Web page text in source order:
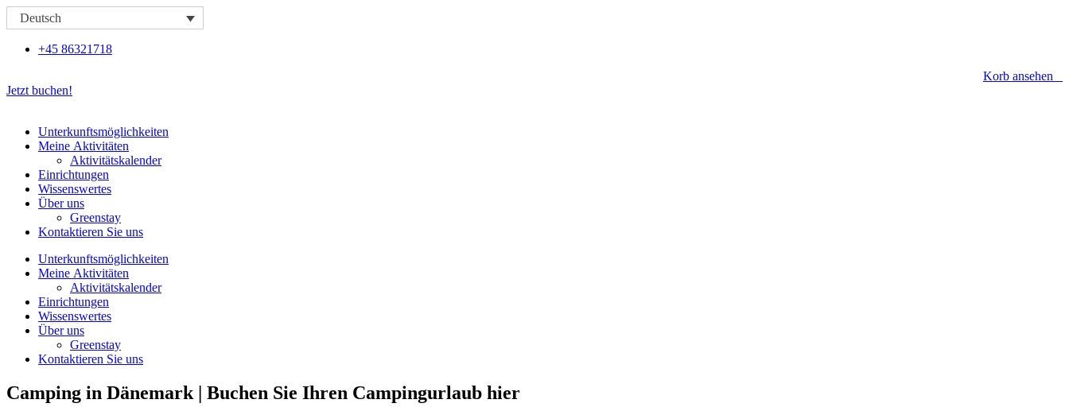
Zum
Inhalt
Deutsch
+45 86321718
Jetzt buchen!
Unterkunftsmöglichkeiten
Meine Aktivitäten
Aktivitätskalender
Einrichtungen
Wissenswertes
Über uns
Greenstay
Kontaktieren Sie uns
Unterkunftsmöglichkeiten
Meine Aktivitäten
Aktivitätskalender
Einrichtungen
Wissenswertes
Über uns
Greenstay
Kontaktieren Sie uns
Camping in Dänemark | Buchen Sie Ihren Campingurlaub hier